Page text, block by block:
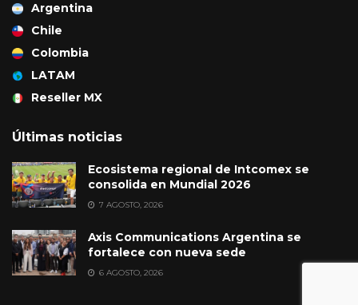
Argentina
Chile
Colombia
LATAM
Reseller MX
Últimas noticias
Ecosistema regional de Intcomex se
consolida en Mundial 2026
7 AGOSTO, 2026
Axis Communications Argentina se
fortalece con nueva sede
6 AGOSTO, 2026